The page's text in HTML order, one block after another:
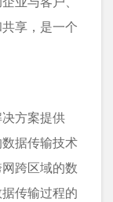
享，是一个
方案提供
据传输技术
跨区域的数
传输过程的